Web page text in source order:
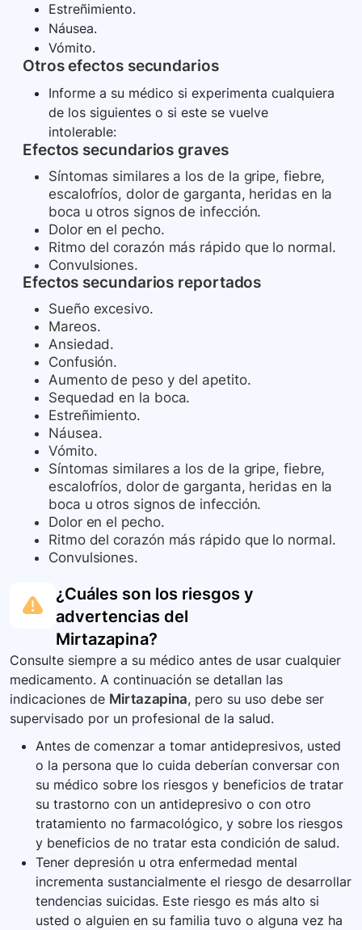
Estreñimiento.
Náusea.
Vómito.
Otros efectos secundarios
Informe a su médico si experimenta cualquiera
de los siguientes o si este se vuelve
intolerable:
Efectos secundarios graves
Síntomas similares a los de la gripe, fiebre,
escalofríos, dolor de garganta, heridas en la
boca u otros signos de infección.
Dolor en el pecho.
Ritmo del corazón más rápido que lo normal.
Convulsiones.
Efectos secundarios reportados
Sueño excesivo.
Mareos.
Ansiedad.
Confusión.
Aumento de peso y del apetito.
Sequedad en la boca.
Estreñimiento.
Náusea.
Vómito.
Síntomas similares a los de la gripe, fiebre,
escalofríos, dolor de garganta, heridas en la
boca u otros signos de infección.
Dolor en el pecho.
Ritmo del corazón más rápido que lo normal.
Convulsiones.
¿Cuáles son los riesgos y
advertencias del
Mirtazapina?
Consulte siempre a su médico antes de usar cualquier
medicamento. A continuación se detallan las
indicaciones de Mirtazapina, pero su uso debe ser
supervisado por un profesional de la salud.
Antes de comenzar a tomar antidepresivos, usted
o la persona que lo cuida deberían conversar con
su médico sobre los riesgos y beneficios de tratar
su trastorno con un antidepresivo o con otro
tratamiento no farmacológico, y sobre los riesgos
y beneficios de no tratar esta condición de salud.
Tener depresión u otra enfermedad mental
incrementa sustancialmente el riesgo de desarrollar
tendencias suicidas. Este riesgo es más alto si
usted o alguien en su familia tuvo o alguna vez ha